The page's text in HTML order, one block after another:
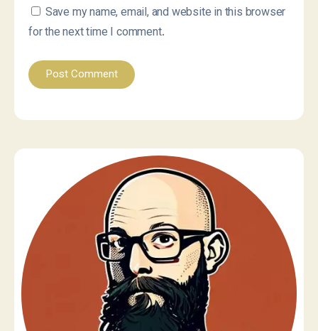
Save my name, email, and website in this browser
for the next time I comment.